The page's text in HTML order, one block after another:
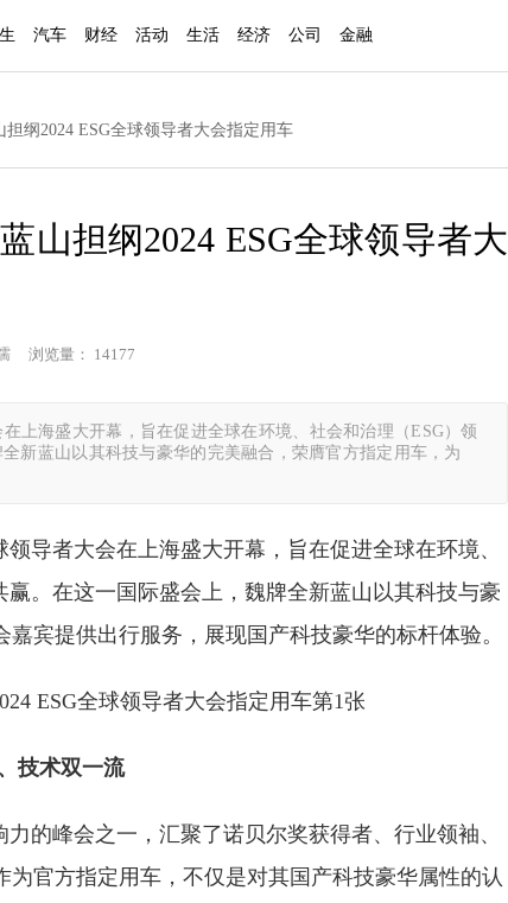
汽车 财经 活动 生活 经济 公司 金融
纲2024 ESG全球领导者大会指定用车
山担纲2024 ESG全球领导者大
浏览量： 14177
上海盛大开幕，旨在促进全球在环境、社会和治理（ESG）领
新蓝山以其科技与豪华的完美融合，荣膺官方指定用车，为
导者大会在上海盛大开幕，旨在促进全球在环境、
。在这一国际盛会上，魏牌全新蓝山以其科技与豪
宾提供出行服务，展现国产科技豪华的标杆体验。
、技术双一流
的峰会之一，汇聚了诺贝尔奖获得者、行业领袖、
官方指定用车，不仅是对其国产科技豪华属性的认